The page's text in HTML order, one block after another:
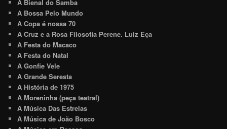
A Bienal do Samba
A Bossa Pelo Mundo
A Copa é nossa 70
A Cruz e a Rosa Filosofia Perene. Luiz Eça
A Festa do Macaco
A Festa do Natal
A Gonfie Vele
A Grande Seresta
A História de 1975
A Moreninha (peça teatral)
A Música Das Estrelas
A Música de João Bosco